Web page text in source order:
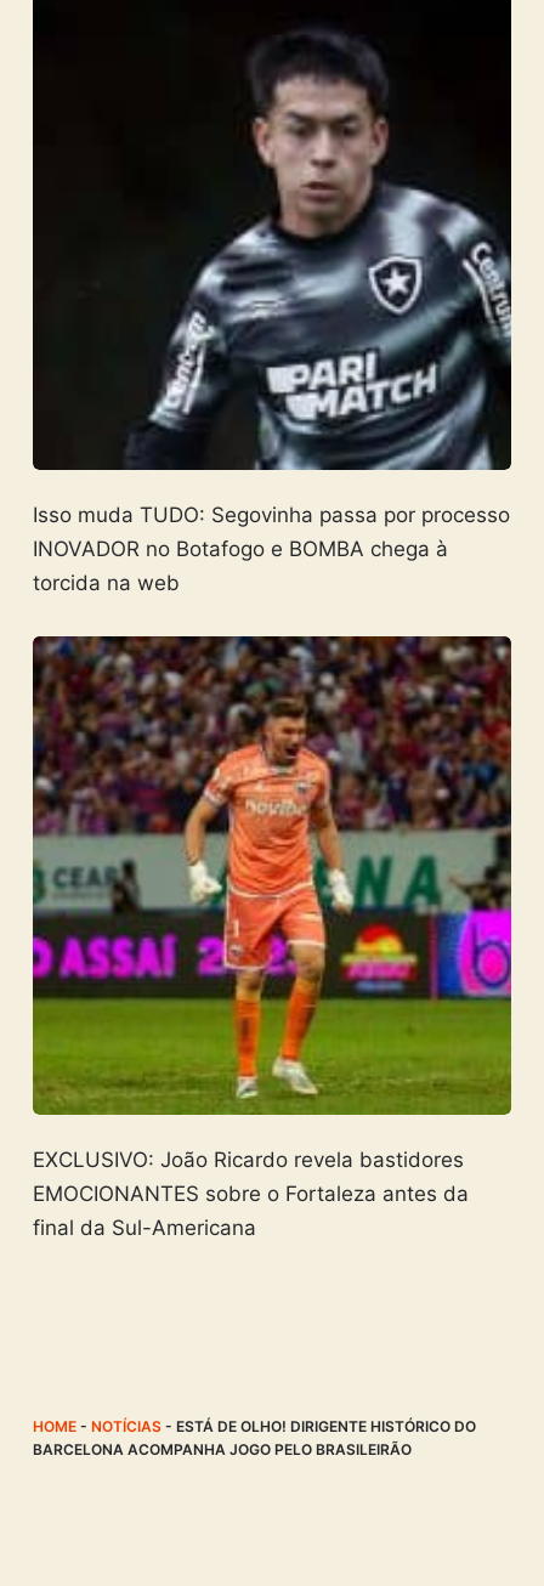
Isso muda TUDO: Segovinha passa por processo
INOVADOR no Botafogo e BOMBA chega à
torcida na web
EXCLUSIVO: João Ricardo revela bastidores
EMOCIONANTES sobre o Fortaleza antes da
final da Sul-Americana
HOME- NOTÍCIAS- ESTÁ DE OLHO! DIRIGENTE HISTÓRICO DO
BARCELONA ACOMPANHA JOGO PELO BRASILEIRÃO